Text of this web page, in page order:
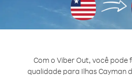
Com o Viber Out, você pode
qualidade para Ilhas Cayman